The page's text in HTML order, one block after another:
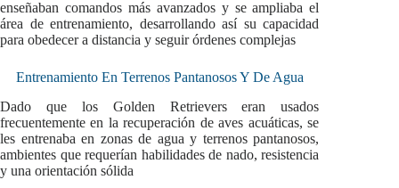
enseñaban comandos más avanzados y se ampliaba el
área de entrenamiento, desarrollando así su capacidad
para obedecer a distancia y seguir órdenes complejas
Entrenamiento En Terrenos Pantanosos Y De Agua
Dado que los Golden Retrievers eran usados
frecuentemente en la recuperación de aves acuáticas, se
les entrenaba en zonas de agua y terrenos pantanosos,
ambientes que requerían habilidades de nado, resistencia
y una orientación sólida